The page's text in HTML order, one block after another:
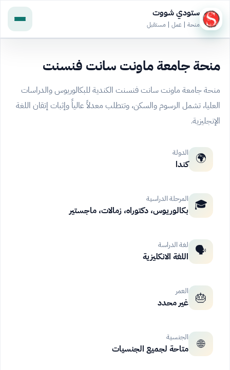
ستودي شووت
منحة | عمل | مستقبل
منحة جامعة ماونت سانت فنسنت
منحة جامعة ماونت سانت فنسنت الكندية للبكالوريوس والدراسات
العليا، تشمل الرسوم والسكن، وتتطلب معدلاً عالياً وإثبات إتقان اللغة
الإنجليزية.
🌍 الدولة
كندا
🎓 المرحلة الدراسية
بكالوريوس، دكتوراه، زمالات، ماجستير
🗣️ لغة الدراسة
اللغة الانكليزية
🎂 العمر
غير محدد
🌐 الجنسية
متاحة لجميع الجنسيات